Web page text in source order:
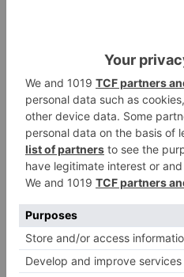
tengan de la ciudad y/o
de viva voz "Burgos te
Turismo ciudad une
organización
mundial